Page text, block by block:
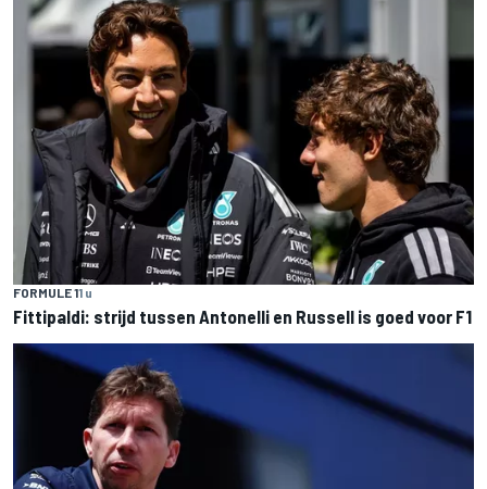
FORMULE 11 u
Fittipaldi: strijd tussen Antonelli en Russell is goed voor F1